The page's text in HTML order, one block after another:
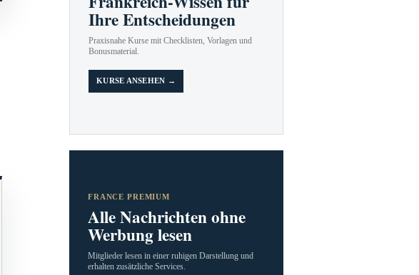
Ihre Entscheidungen
Praxisnahe Kurse mit Checklisten, Vorlagen und
Bonusmaterial.
KURSE ANSEHEN →
FRANCE PREMIUM
Alle Nachrichten ohne
Werbung lesen
Mitglieder lesen in einer ruhigen Darstellung und
erhalten zusätzliche Services.